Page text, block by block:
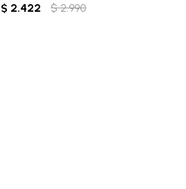
$ 2.422 $ 2.990